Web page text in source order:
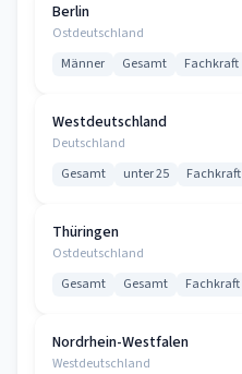
Berlin
Ostdeutschland
Männer Gesamt Fachkraft
Westdeutschland
Deutschland
Gesamt unter 25 Fachkraft
Thüringen
Ostdeutschland
Gesamt Gesamt Fachkraft
Nordrhein-Westfalen
Westdeutschland